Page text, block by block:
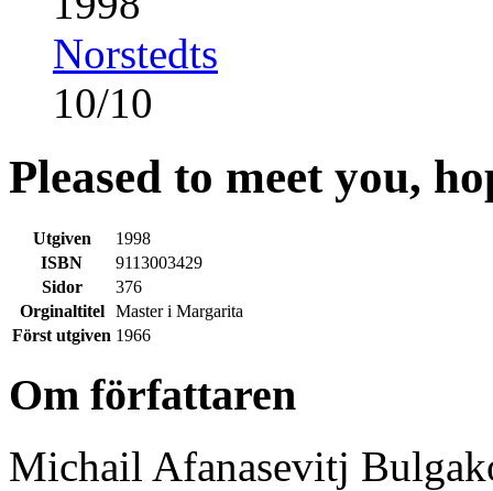
Norstedts
10/10
Pleased to meet you,
Utgiven
1998
ISBN
9113003429
Sidor
376
Orginaltitel
Master i Margarita
Först utgiven 1966
Om författaren
Michail Afanasevitj